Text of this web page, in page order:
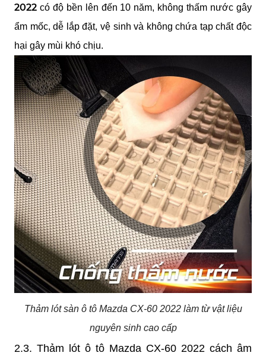
2022 có độ bền lên đến 10 năm, không thấm nước gây
ẩm mốc, dễ lắp đặt, vệ sinh và không chứa tạp chất độc
hại gây mùi khó chịu.
Thảm lót sàn ô tô Mazda CX-60 2022 làm từ vật liệu
nguyên sinh cao cấp
2.3. Thảm lót ô tô Mazda CX-60 2022 cách âm